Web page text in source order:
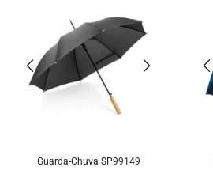
Guarda-Chuva SP99149